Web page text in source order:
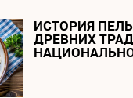
ИСТОРИЯ
ДРЕВНИХ